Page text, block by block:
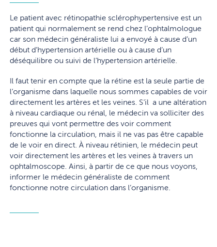
Le patient avec rétinopathie sclérophypertensive est un
patient qui normalement se rend chez l’ophtalmologue
car son médecin généraliste lui a envoyé à cause d’un
début d’hypertension artérielle ou à cause d’un
déséquilibre ou suivi de l’hypertension artérielle.
Il faut tenir en compte que la rétine est la seule partie de
l’organisme dans laquelle nous sommes capables de voir
directement les artères et les veines. S’il a une altération
à niveau cardiaque ou rénal, le médecin va solliciter des
preuves qui vont permettre des voir comment
fonctionne la circulation, mais il ne vas pas être capable
de le voir en direct. À niveau rétinien, le médecin peut
voir directement les artères et les veines à travers un
ophtalmoscope. Ainsi, à partir de ce que nous voyons,
informer le médecin généraliste de comment
fonctionne notre circulation dans l’organisme.